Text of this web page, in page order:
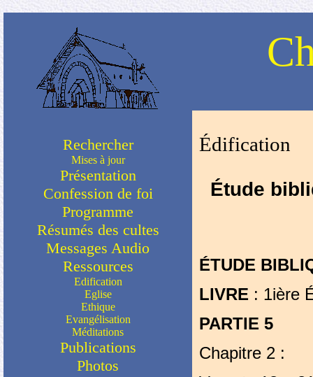
Rechercher
Mises à jour
Présentation
Confession de foi
Programme
Résumés des cultes
Messages Audio
Ressources
Edification
Eglise
Ethique
Evangélisation
Méditations
Publications
Photos
Édification
Étude
ÉTUDE
LIVRE : 1ière
PARTIE 5
Chapitre 2 :